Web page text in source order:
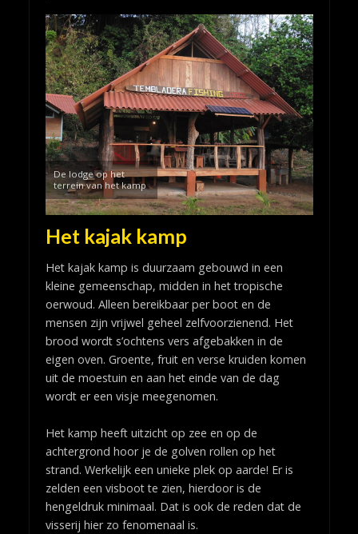
De lodge op het
terrein van het kamp
Het kajak kamp
Het kajak kamp is duurzaam gebouwd in een
kleine gemeenschap, midden in het tropische
oerwoud. Alleen bereikbaar per boot en de
mensen zijn vrijwel geheel zelfvoorzienend. Het
brood wordt s’ochtens vers afgebakken in de
eigen oven. Groente, fruit en verse kruiden komen
uit de moestuin en aan het einde van de dag
wordt er een visje meegenomen.
Het kamp heeft uitzicht op zee en op de
achtergrond hoor je de golven rollen op het
strand. Werkelijk een unieke plek op aarde! Er is
zelden een visboot te zien, hierdoor is de
hengeldruk minimaal. Dat is ook de reden dat de
visserij hier zo fenomenaal is.